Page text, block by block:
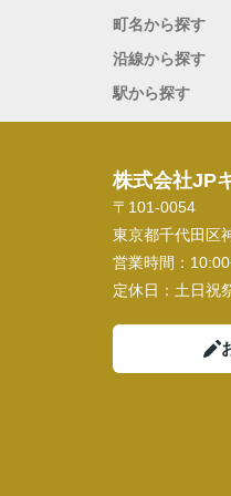
町名から探す
沿線から探す
駅から探す
株式会社JP
〒101-0054
東京都千代田区
営業時間：
定休日： 土日祝